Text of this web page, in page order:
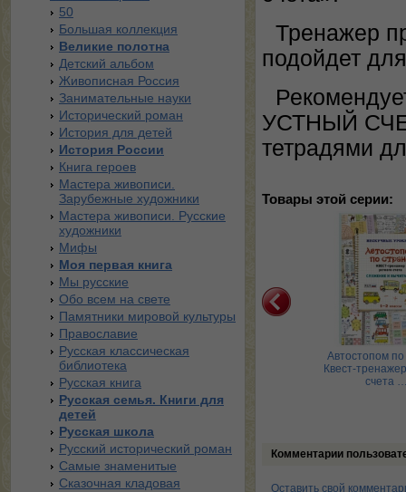
50
Большая коллекция
Великие полотна
Детский альбом
Живописная Россия
Занимательные науки
Исторический роман
История для детей
История России
Книга героев
Мастера живописи.
Зарубежные художники
Мастера живописи. Русские
художники
Мифы
Моя первая книга
Мы русские
Обо всем на свете
Памятники мировой культуры
Православие
Русская классическая
библиотека
Русская книга
Русская семья. Книги для
детей
Русская школа
Русский исторический роман
Самые знаменитые
Сказочная кладовая
Тренажер
подойдет
УСТНЫЙ
тетрадями
Товары этой серии:
с чередующимися
Книга своими
рукам …
Круглые числа и
Автостопом по
Квест-
счета
Комментарии
Оставить свой